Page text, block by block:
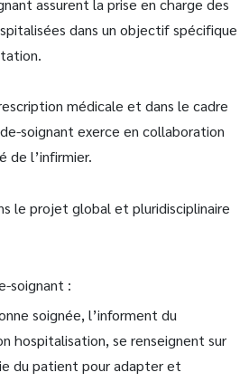
dans un objectif spécifique
médicale et dans le cadre
soignant exerce en collaboration
de l’infirmier.
le projet global et pluridisciplinaire
soignant :
soignée, l’informent du
hospitalisation, se renseignent sur
du patient pour adapter et